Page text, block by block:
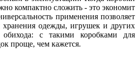
компактно сложить - это экономит
применения позволяет
хранения одежды, игрушек и других
обихода: с такими коробками для
проще, чем кажется.